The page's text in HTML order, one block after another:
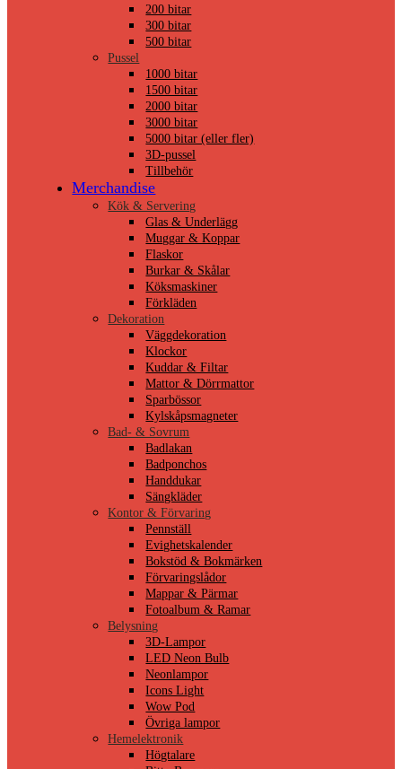
200 bitar
300 bitar
500 bitar
Pussel
1000 bitar
1500 bitar
2000 bitar
3000 bitar
5000 bitar (eller fler)
3D-pussel
Tillbehör
Merchandise
Kök & Servering
Glas & Underlägg
Muggar & Koppar
Flaskor
Burkar & Skålar
Köksmaskiner
Förkläden
Dekoration
Väggdekoration
Klockor
Kuddar & Filtar
Mattor & Dörrmattor
Sparbössor
Kylskåpsmagneter
Bad- & Sovrum
Badlakan
Badponchos
Handdukar
Sängkläder
Kontor & Förvaring
Pennställ
Evighetskalender
Bokstöd & Bokmärken
Förvaringslådor
Mappar & Pärmar
Fotoalbum & Ramar
Belysning
3D-Lampor
LED Neon Bulb
Neonlampor
Icons Light
Wow Pod
Övriga lampor
Hemelektronik
Högtalare